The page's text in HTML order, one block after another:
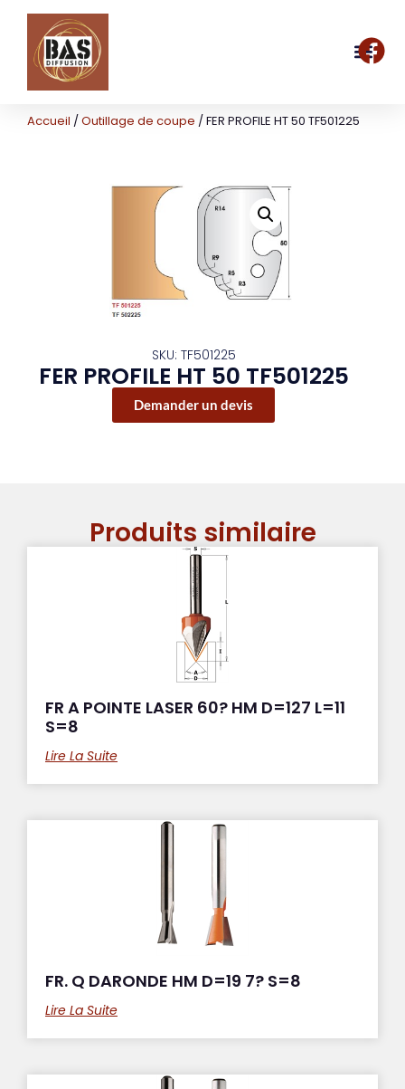
Accueil /Outillage de coupe / FER PROFILE HT 50 TF501225
SKU: TF501225
FER PROFILE HT 50 TF501225
Demander un devis
Produits similaire
FR A POINTE LASER 60? HM D=127 L=11
S=8
Lire La Suite
FR. Q DARONDE HM D=19 7? S=8
Lire La Suite